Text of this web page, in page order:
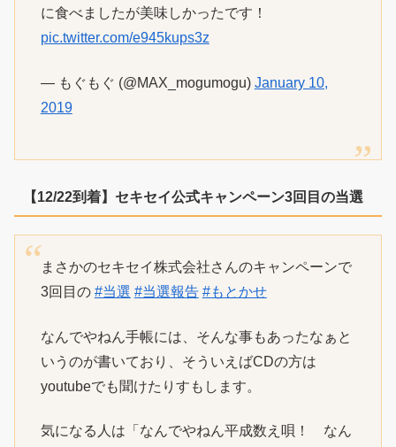
に食べましたが美味しかったです！
pic.twitter.com/e945kups3z
— もぐもぐ (@MAX_mogumogu) January 10,
2019
【12/22到着】セキセイ公式キャンペーン3回目の当選
まさかのセキセイ株式会社さんのキャンペーンで
3回目の #当選 #当選報告 #もとかせ
なんでやねん手帳には、そんな事もあったなぁと
いうのが書いており、そういえばCDの方は
youtubeでも聞けたりすもします。
気になる人は「なんでやねん平成数え唄！ なん